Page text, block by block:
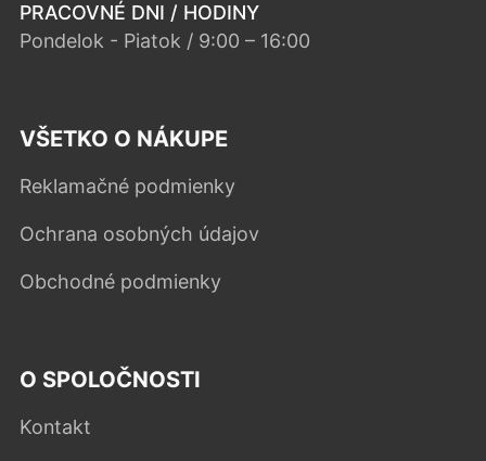
PRACOVNÉ DNI / HODINY
Pondelok - Piatok / 9:00 – 16:00
VŠETKO O NÁKUPE
Reklamačné podmienky
Ochrana osobných údajov
Obchodné podmienky
O SPOLOČNOSTI
Kontakt